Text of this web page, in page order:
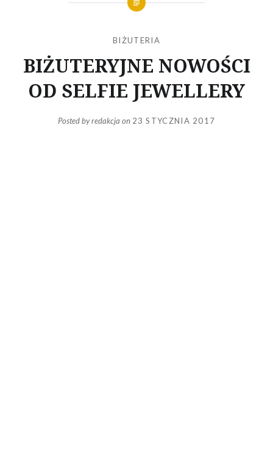
BIŻUTERIA
BIŻUTERYJNE NOWOŚCI
OD SELFIE JEWELLERY
Posted byredakcja on 23 STYCZNIA 2017